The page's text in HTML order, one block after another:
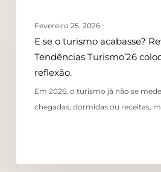
Fevereiro 25, 2026
E se o turismo acabasse?
Tendências Turismo’26
reflexão.
Em 2026, o turismo já não se
chegadas, dormidas ou receitas,